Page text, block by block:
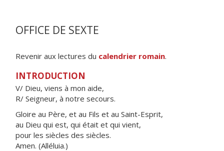
OFFICE DE SEXTE
Revenir aux lectures du calendrier romain.
INTRODUCTION
V/ Dieu, viens à mon aide,
R/ Seigneur, à notre secours.
Gloire au Père, et au Fils et au Saint-Esprit,
au Dieu qui est, qui était et qui vient,
pour les siècles des siècles.
Amen. (Alléluia.)